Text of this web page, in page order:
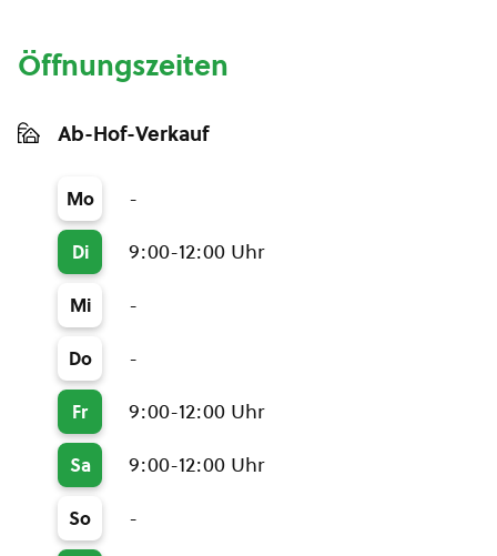
Öffnungszeiten
Ab-Hof-Verkauf
Mo -
Di 9:00-12:00 Uhr
Mi -
Do -
Fr 9:00-12:00 Uhr
Sa 9:00-12:00 Uhr
So -